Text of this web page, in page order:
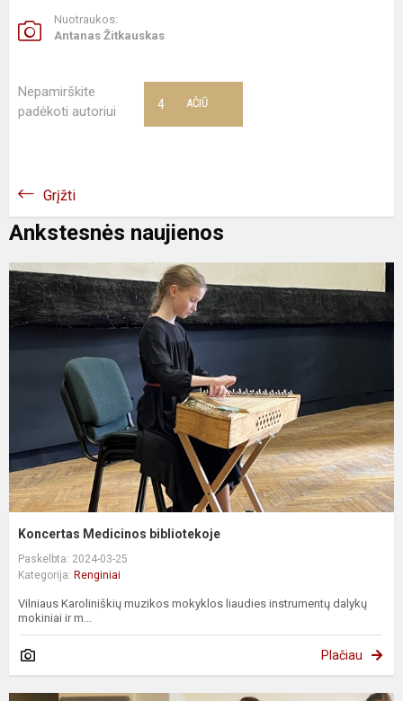
Nuotraukos:
Antanas Žitkauskas
Nepamirškite
padėkoti autoriui
AČIŪ
4
Grįžti
Ankstesnės naujienos
Koncertas Medicinos bibliotekoje
Paskelbta: 2024-03-25
Kategorija: Renginiai
Vilniaus Karoliniškių muzikos mokyklos liaudies instrumentų dalykų
mokiniai ir m...
Plačiau